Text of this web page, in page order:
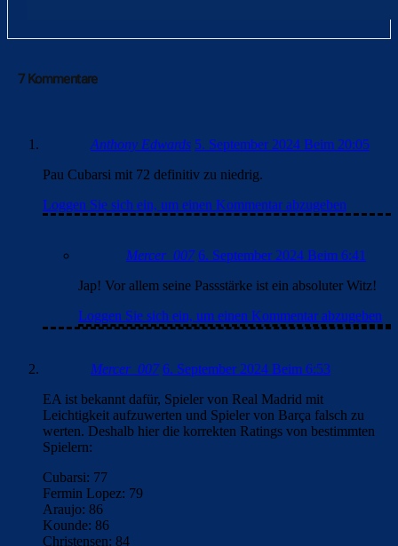
7 Kommentare
Anthony Edwards 5. September 2024 Beim 20:05
Pau Cubarsi mit 72 definitiv zu niedrig.
Loggen Sie sich ein, um einen Kommentar abzugeben
Mercer_007 6. September 2024 Beim 6:41
Jap! Vor allem seine Passstärke ist ein absoluter Witz!
Loggen Sie sich ein, um einen Kommentar abzugeben
Mercer_007 6. September 2024 Beim 6:53
EA ist bekannt dafür, Spieler von Real Madrid mit
Leichtigkeit aufzuwerten und Spieler von Barça falsch zu
werten. Deshalb hier die korrekten Ratings von bestimmten
Spielern:
Cubarsi: 77
Fermin Lopez: 79
Araujo: 86
Kounde: 86
Christensen: 84